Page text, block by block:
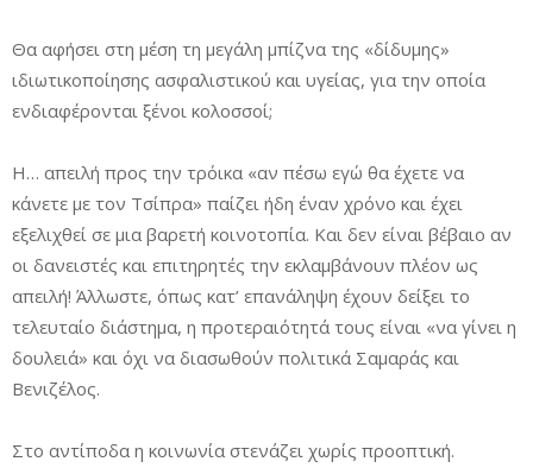
Θα αφήσει στη μέση τη μεγάλη μπίζνα της «δίδυμης»
ιδιωτικοποίησης ασφαλιστικού και υγείας, για την οποία
ενδιαφέρονται ξένοι κολοσσοί;
Η… απειλή προς την τρόικα «αν πέσω εγώ θα έχετε να
κάνετε με τον Τσίπρα» παίζει ήδη έναν χρόνο και έχει
εξελιχθεί σε μια βαρετή κοινοτοπία. Και δεν είναι βέβαιο αν
οι δανειστές και επιτηρητές την εκλαμβάνουν πλέον ως
απειλή! Άλλωστε, όπως κατ’ επανάληψη έχουν δείξει το
τελευταίο διάστημα, η προτεραιότητά τους είναι «να γίνει η
δουλειά» και όχι να διασωθούν πολιτικά Σαμαράς και
Βενιζέλος.
Στο αντίποδα η κοινωνία στενάζει χωρίς προοπτική.